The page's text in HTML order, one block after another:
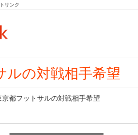
リンク
ルの対戦相手希望
京都フットサルの対戦相手希望